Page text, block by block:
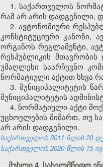
1. საქართველოს
რამ არ არის დადგენილი,
2. ავტონომიური
კონსტიტუციური კანონი,
ორგანოს რეგლამენტი,
რესპუბლიკის მთავრობის
უმაღლესი საარჩევნო
ნორმატიული აქტით სხვა
3. მუნიციპალიტეტის
მუნიციპალიტეტის
4. ნორმატიული აქტი
უცხოელების მიმართ, თუ
არ არის დადგენილი.
საქართველოს 2011 წლის 20
საქართველოს 2020 წლის 15